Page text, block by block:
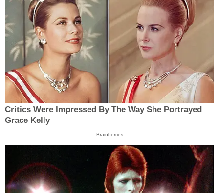
Critics Were Impressed By The Way She Portrayed
Grace Kelly
Brainberries